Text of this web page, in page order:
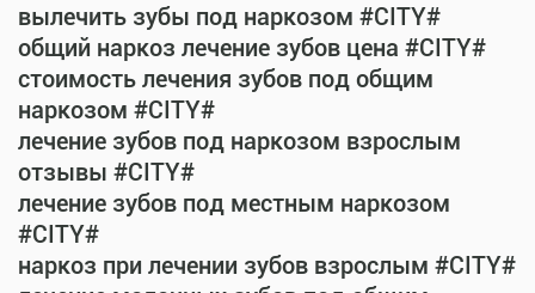
вылечить зубы под наркозом #CITY#
общий наркоз лечение зубов цена #CITY#
стоимость лечения зубов под общим
наркозом #CITY#
лечение зубов под наркозом взрослым
отзывы #CITY#
лечение зубов под местным наркозом
#CITY#
наркоз при лечении зубов взрослым #CITY#